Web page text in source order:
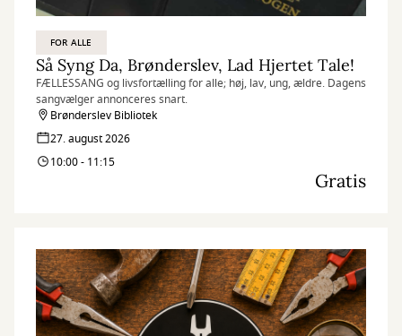
FOR ALLE
Så Syng Da, Brønderslev, Lad Hjertet Tale!
FÆLLESSANG og livsfortælling for alle; høj, lav, ung, ældre. Dagens
sangvælger annonceres snart.
Brønderslev Bibliotek
27. august 2026
10:00 - 11:15
Gratis